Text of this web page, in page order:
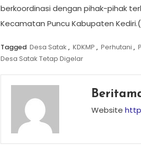
berkoordinasi dengan pihak-pihak
Kecamatan Puncu Kabupaten
Tagged Desa Satak , KDKMP , Perhutani ,
Desa Satak Tetap Digelar
Website